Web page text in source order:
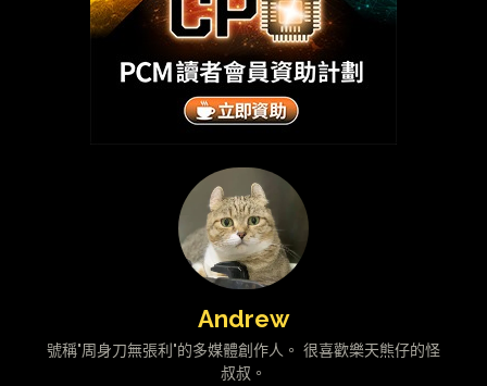
Andrew
號稱"周身刀無張利"的多媒體創作人。 很喜歡樂天熊仔的怪
叔叔。